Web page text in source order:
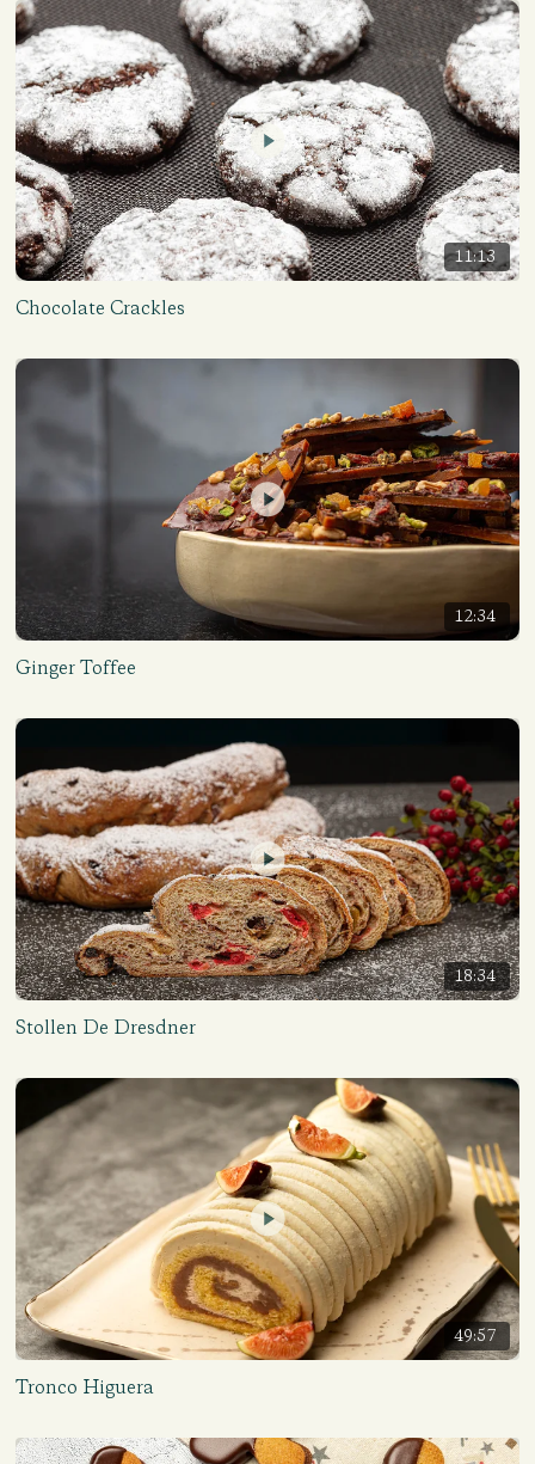
11:13
Chocolate Crackles
12:34
Ginger Toffee
18:34
Stollen De Dresdner
49:57
Tronco Higuera